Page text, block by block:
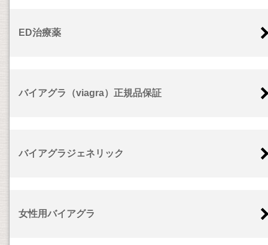
ED治療薬
バイアグラ（viagra）正規品保証
バイアグラジェネリック
女性用バイアグラ